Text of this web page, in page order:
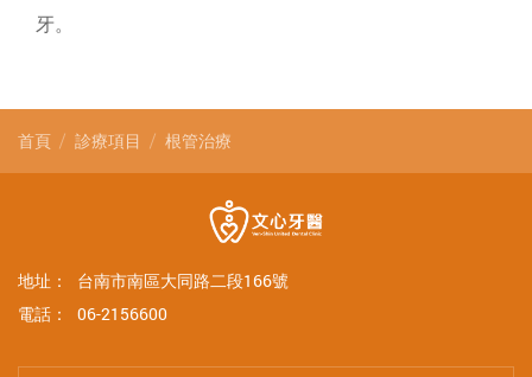
牙。
首頁 診療項目 根管治療
地址：
台南市南區大同路二段166號
電話：
06-2156600